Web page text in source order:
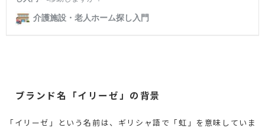
ブランド名「イリーゼ」の背景
「イリーゼ」という名前は、ギリシャ語で「虹」を意味していま